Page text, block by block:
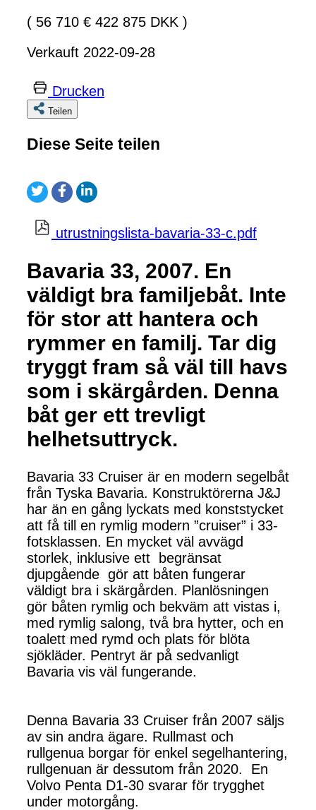
( 56 710 € 422 875 DKK )
Verkauft 2022-09-28
Drucken
Teilen
Diese Seite teilen
utrustningslista-bavaria-33-c.pdf
Bavaria 33, 2007. En
väldigt bra familjebåt. Inte
för stor att hantera och
rymmer en familj. Tar dig
tryggt fram så väl till havs
som i skärgården. Denna
båt ger ett trevligt
helhetsuttryck.
Bavaria 33 Cruiser är en modern segelbåt
från Tyska Bavaria. Konstruktörerna J&J
har än en gång lyckats med konststycket
att få till en rymlig modern ”cruiser” i 33-
fotsklassen. En mycket väl avvägd
storlek, inklusive ett begränsat
djupgående gör att båten fungerar
väldigt bra i skärgården. Planlösningen
gör båten rymlig och bekväm att vistas i,
med rymlig salong, två bra hytter, och en
toalett med rymd och plats för blöta
sjökläder. Pentryt är på sedvanligt
Bavaria vis väl fungerande.
Denna Bavaria 33 Cruiser från 2007 säljs
av sin andra ägare. Rullmast och
rullgenua borgar för enkel segelhantering,
rullgenuan är dessutom från 2020. En
Volvo Penta D1-30 svarar för trygghet
under motorgång.